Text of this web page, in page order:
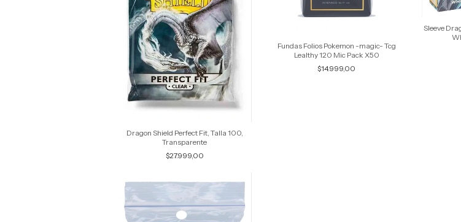
Dragon Shield Perfect Fit, Talla 100,
Transparente
$27.999,00
Fundas Folios Pokemon -magic- Tcg
Lealthy 120 Mic Pack X50
$14.999,00
Sleeve